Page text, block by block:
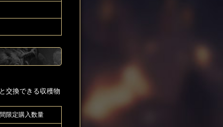
交換できる収穫物
限定購入数量